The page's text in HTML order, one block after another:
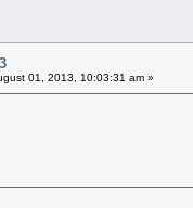
01, 2013, 10:03:31 am »